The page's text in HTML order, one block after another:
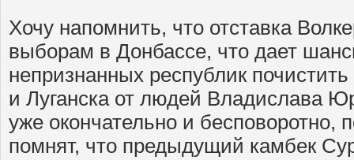
Хочу напомнить, что отставка
выборам в Донбассе, что дает
непризнанных республик
и Луганска от людей Владислава
уже окончательно и бесповоротно,
помнят, что предыдущий камбек